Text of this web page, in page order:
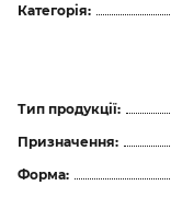
Категорія:
Тип продукції:
Призначення:
Форма: